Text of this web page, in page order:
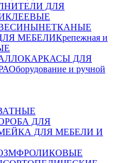
ДЛЯ
КЛЕЕВЫЕ
НЕТКАНЫЕ
МЕБЕЛИКрепежная и
ДЛЯ
Оборудование и ручной
ДЛЯ
ДЛЯ МЕБЕЛИ И
РОЛИКОВЫЕ